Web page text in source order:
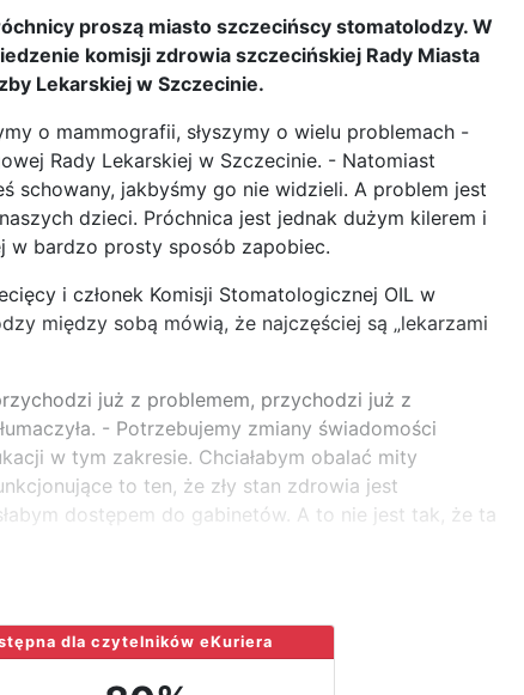
proszą miasto szczecińscy stomatolodzy. W
komisji zdrowia szczecińskiej Rady Miasta
Lekarskiej w Szczecinie.
o mammografii, słyszymy o wielu problemach -
Rady Lekarskiej w Szczecinie. - Natomiast
schowany, jakbyśmy go nie widzieli. A problem jest
dzieci. Próchnica jest jednak dużym kilerem i
w bardzo prosty sposób zapobiec.
i członek Komisji Stomatologicznej OIL w
między sobą mówią, że najczęściej są „lekarzami
już z problemem, przychodzi już z
- Potrzebujemy zmiany świadomości
w tym zakresie. Chciałabym obalać mity
to ten, że zły stan zdrowia jest
dostępem do gabinetów. A to nie jest tak, że ta
dla czytelników eKuriera